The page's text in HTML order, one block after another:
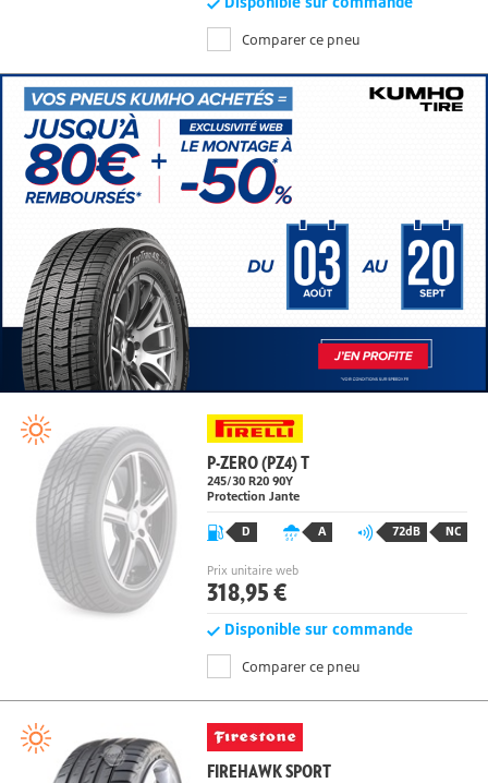
Disponible sur commande
P-ZERO (PZ4) T
245/30 R20 90Y
D A 72dB NC
Prix unitaire web
318,95 €
Disponible sur commande
Comparer ce pneu